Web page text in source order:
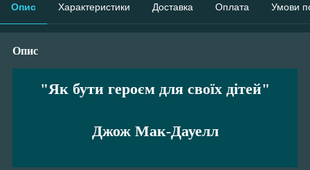
Опис Характеристики Доставка Оплата Умови
Опис
"Як бути героєм для своїх дітей"
Джож Мак-Дауелл